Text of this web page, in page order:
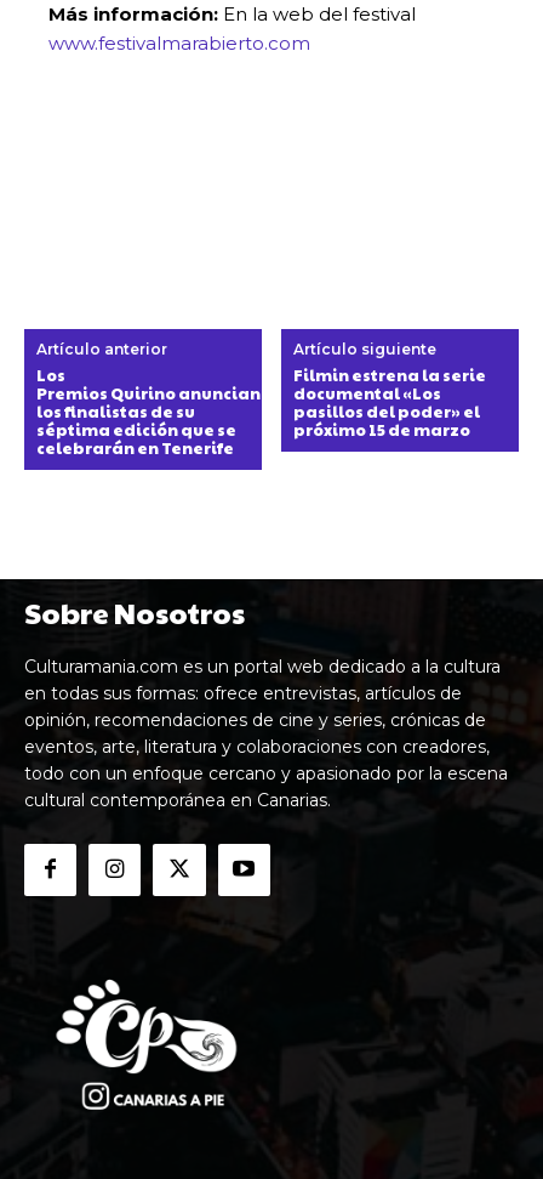
Más información: En la web del festival
www.festivalmarabierto.com
Artículo anterior
Los
Premios Quirino anuncian
los finalistas de su
séptima edición que se
celebrarán en Tenerife
Artículo siguiente
Filmin estrena la serie
documental «Los
pasillos del poder» el
próximo 15 de marzo
Sobre Nosotros
Culturamania.com es un portal web dedicado a la cultura
en todas sus formas: ofrece entrevistas, artículos de
opinión, recomendaciones de cine y series, crónicas de
eventos, arte, literatura y colaboraciones con creadores,
todo con un enfoque cercano y apasionado por la escena
cultural contemporánea en Canarias.